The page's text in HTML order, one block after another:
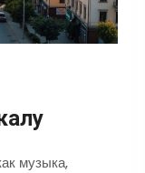
музыка,